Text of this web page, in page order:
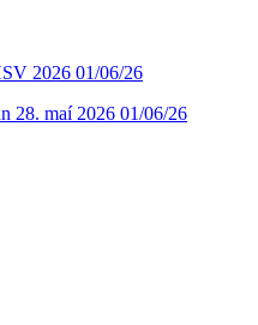
2026 01/06/26
28. maí 2026 01/06/26